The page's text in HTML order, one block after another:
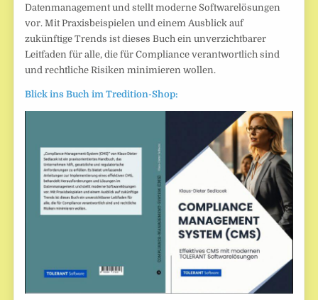
Datenmanagement und stellt moderne Softwarelösungen
vor. Mit Praxisbeispielen und einem Ausblick auf
zukünftige Trends ist dieses Buch ein unverzichtbarer
Leitfaden für alle, die für Compliance verantwortlich sind
und rechtliche Risiken minimieren wollen.
Blick ins Buch im Tredition-Shop: